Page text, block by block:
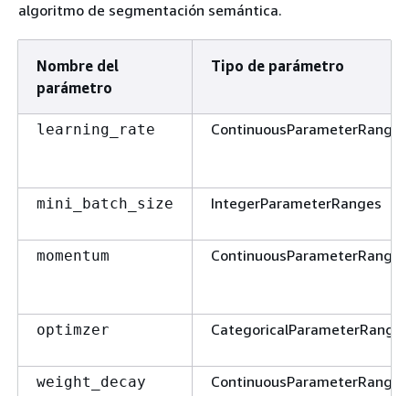
algoritmo de segmentación semántica.
Nombre del
parámetro
Tipo de parámetro
learning_rate ContinuousParameterRange
mini_batch_size IntegerParameterRanges
momentum ContinuousParameterRange
optimzer CategoricalParameterRanges
weight_decay ContinuousParameterRange